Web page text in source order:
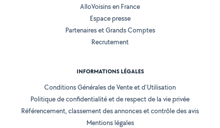
AlloVoisins en France
Espace presse
Partenaires et Grands Comptes
Recrutement
INFORMATIONS LÉGALES
Conditions Générales de Vente et d'Utilisation
Politique de confidentialité et de respect de la vie privée
Référencement, classement des annonces et contrôle des avis
Mentions légales